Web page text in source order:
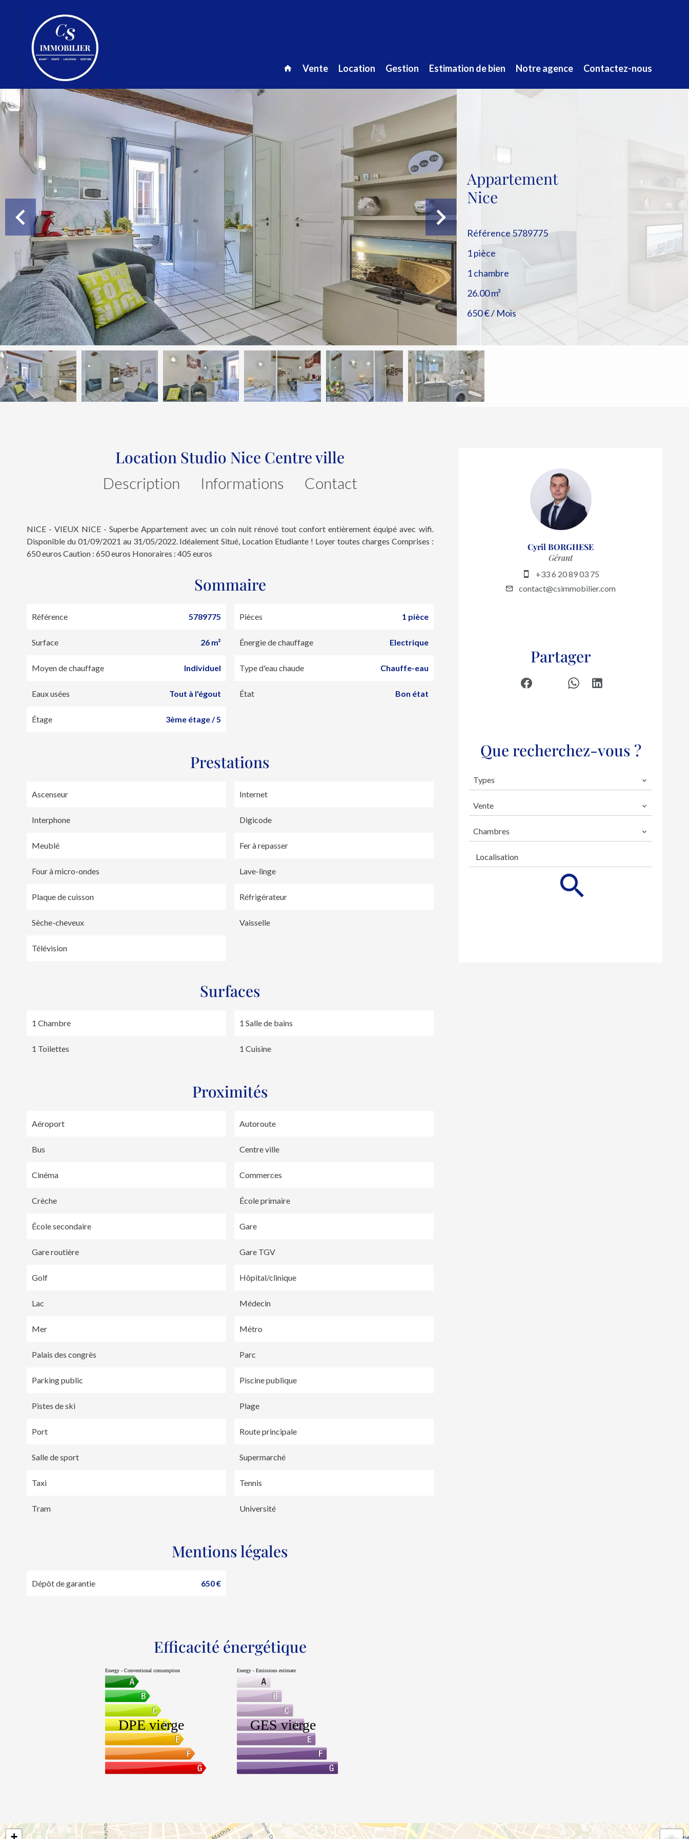
Vente Location Gestion Estimation de bien Notre agence Contactez-nous
Appartement
Nice
Référence 5789775
1 pièce
1 chambre
26.00m²
650 € / Mois
Location Studio Nice Centre ville
Description Informations Contact
NICE - VIEUX NICE - Superbe Appartement avec un coin nuit rénové tout confort entièrement équipé avec wifi.
Disponible du 01/09/2021 au 31/05/2022. Idéalement Situé, Location Etudiante ! Loyer toutes charges Comprises :
650 euros Caution : 650 euros Honoraires : 405 euros
Sommaire
Référence 5789775 Pièces 1 pièce
Surface 26 m² Énergie de chauffage Electrique
Moyen de chauffage Individuel Type d'eau chaude Chauffe-eau
Eaux usées Tout à l'égout État Bon état
Étage 3ème étage / 5
Prestations
Ascenseur Internet
Interphone Digicode
Meublé Fer à repasser
Four à micro-ondes Lave-linge
Plaque de cuisson Réfrigérateur
Sèche-cheveux Vaisselle
Télévision
Surfaces
1 Chambre 1 Salle de bains
1 Toilettes 1 Cuisine
Proximités
Aéroport Autoroute
Bus Centre ville
Cinéma Commerces
Crèche École primaire
École secondaire Gare
Gare routière Gare TGV
Golf Hôpital/clinique
Lac Médecin
Mer Métro
Palais des congrès Parc
Parking public Piscine publique
Pistes de ski Plage
Port Route principale
Salle de sport Supermarché
Taxi Tennis
Tram Université
Mentions légales
Dépôt de garantie 650 €
Efficacité énergétique
Cyril BORGHESE
Gérant
+33 6 20 89 03 75
contact@csimmobilier.com
Partager
Que recherchez-vous ?
Types
Vente
Chambres
Localisation